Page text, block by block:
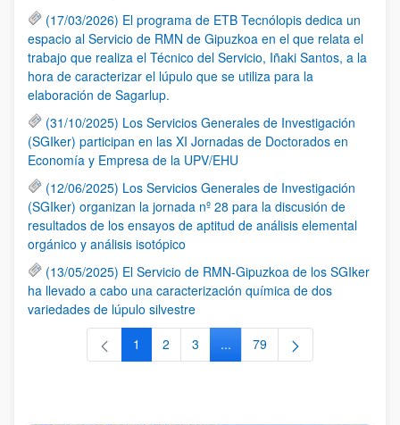
(17/03/2026) El programa de ETB Tecnólopis dedica un
espacio al Servicio de RMN de Gipuzkoa en el que relata el
trabajo que realiza el Técnico del Servicio, Iñaki Santos, a la
hora de caracterizar el lúpulo que se utiliza para la
elaboración de Sagarlup.
(31/10/2025) Los Servicios Generales de Investigación
(SGIker) participan en las XI Jornadas de Doctorados en
Economía y Empresa de la UPV/EHU
(12/06/2025) Los Servicios Generales de Investigación
(SGIker) organizan la jornada nº 28 para la discusión de
resultados de los ensayos de aptitud de análisis elemental
orgánico y análisis isotópico
(13/05/2025) El Servicio de RMN-Gipuzkoa de los SGIker
ha llevado a cabo una caracterización química de dos
variedades de lúpulo silvestre
Página
1 Página
2 Página
3 ...Páginas intermedias Use TAB
Página
79